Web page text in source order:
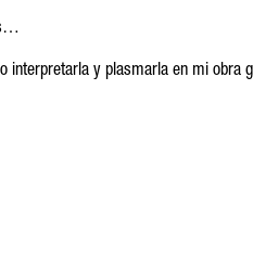
interpretarla y plasmarla en mi obra